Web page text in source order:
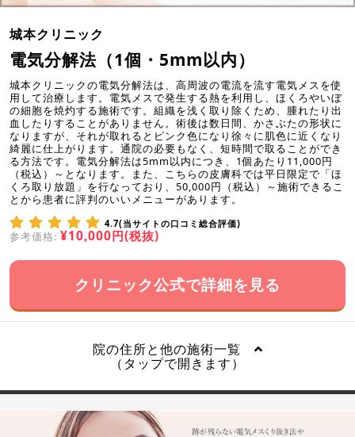
城本クリニック
電気分解法（1個・5mm以内）
城本クリニックの電気分解法は、高周波の電流を流す電気メスを使
用して治療します。電気メスで発生する熱を利用し、ほくろやいぼ
の細胞を焼灼する施術です。組織を浅く取り除くため、腫れたり出
血したりすることがありません。術後は数日間、かさぶたの形状に
なりますが、それが取れるとピンク色になり徐々に肌色に近くなり
綺麗に仕上がります。通院の必要もなく、短時間で取ることができ
る方法です。電気分解法は5mm以内につき、1個あたり11,000円
（税込）～となります。また、こちらの皮膚科では平日限定で「ほ
くろ取り放題」を行なっており、50,000円（税込）～施術できるこ
とから患者に評判のいいメニューがあります。
4.7(当サイトの口コミ総合評価)
参考価格: ¥10,000円(税抜)
クリニック公式で詳細を見る
院の住所と他の施術一覧
（タップで開きます）